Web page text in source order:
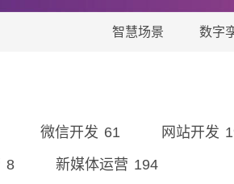
智慧场景 数字
微信开发 61 网站开发
8 新媒体运营 194